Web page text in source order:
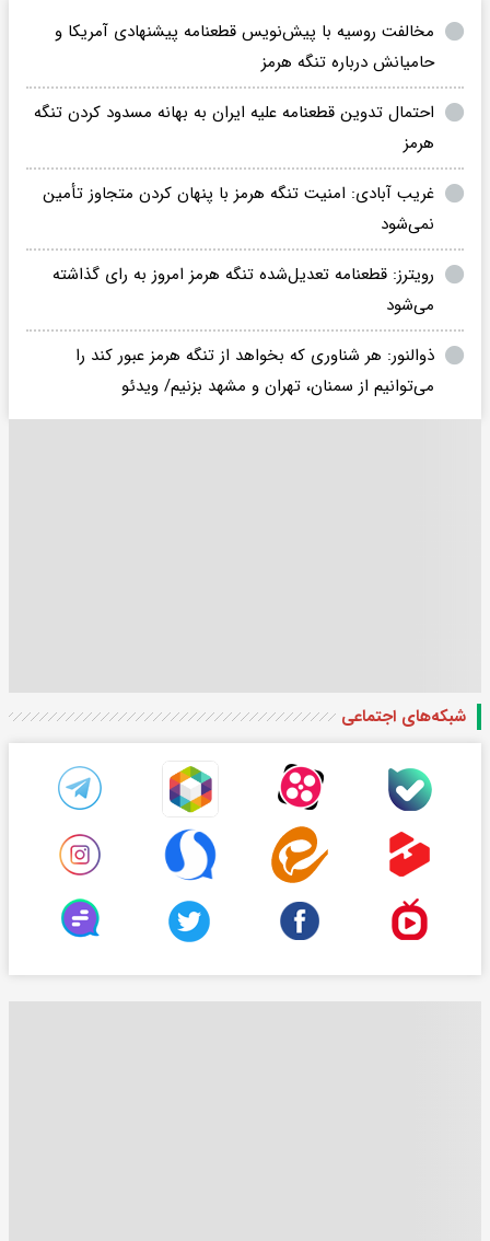
مخالفت روسیه با پیش‌نویس قطعنامه پیشنهادی آمریکا و
حامیانش درباره تنگه هرمز
احتمال تدوین قطعنامه علیه ایران به بهانه مسدود کردن تنگه
هرمز
غریب آبادی: امنیت تنگه هرمز با پنهان کردن متجاوز تأمین
نمی‌شود
رویترز: قطعنامه تعدیل‌شده تنگه هرمز امروز به رای‌ گذاشته
می‌شود
ذوالنور: هر شناوری که بخواهد از تنگه هرمز عبور کند را
می‌توانیم از سمنان، تهران و مشهد بزنیم/ ویدئو
شبکه‌های اجتماعی